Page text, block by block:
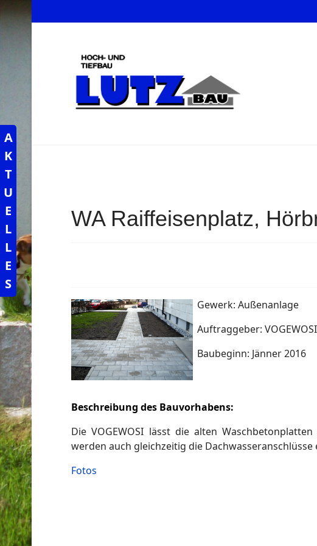
WA Raiffeisenplatz,
Gewerk: Außenanlage
Auftraggeber: VOGEWOSI
Baubeginn: Jänner 2016
Beschreibung des Bauvorhabens:
Die VOGEWOSI lässt die alten
werden auch gleichzeitig die
Fotos
A
K
T
U
E
L
L
E
S